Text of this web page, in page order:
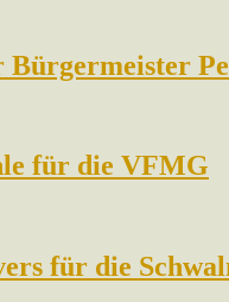
für die VFMG
für die